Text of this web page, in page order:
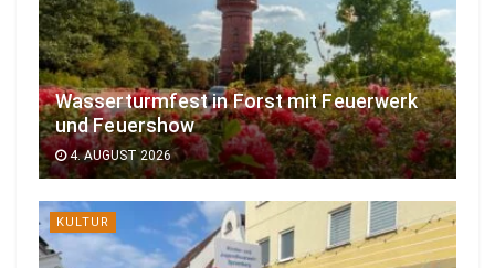
Wasserturmfest in Forst mit Feuerwerk
und Feuershow
4. AUGUST 2026
KULTUR